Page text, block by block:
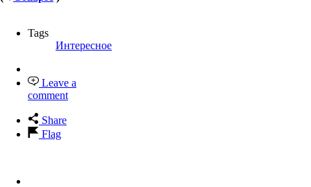
Tags
Интересное
Leave a
comment
Share
Flag